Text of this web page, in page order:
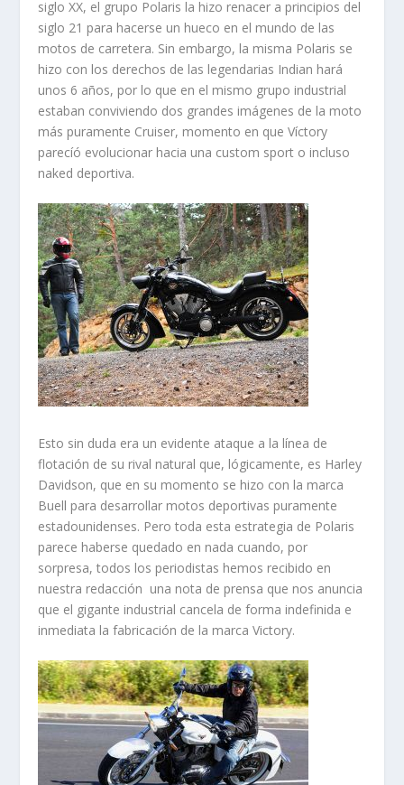
siglo XX, el grupo Polaris la hizo renacer a principios del
siglo 21 para hacerse un hueco en el mundo de las
motos de carretera. Sin embargo, la misma Polaris se
hizo con los derechos de las legendarias Indian hará
unos 6 años, por lo que en el mismo grupo industrial
estaban conviviendo dos grandes imágenes de la moto
más puramente Cruiser, momento en que Víctory
parecíó evolucionar hacia una custom sport o incluso
naked deportiva.
Esto sin duda era un evidente ataque a la línea de
flotación de su rival natural que, lógicamente, es Harley
Davidson, que en su momento se hizo con la marca
Buell para desarrollar motos deportivas puramente
estadounidenses. Pero toda esta estrategia de Polaris
parece haberse quedado en nada cuando, por
sorpresa, todos los periodistas hemos recibido en
nuestra redacción una nota de prensa que nos anuncia
que el gigante industrial cancela de forma indefinida e
inmediata la fabricación de la marca Victory.